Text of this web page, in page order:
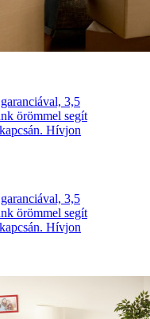
3,5
örömmel segít
Hívjon
3,5
örömmel segít
Hívjon